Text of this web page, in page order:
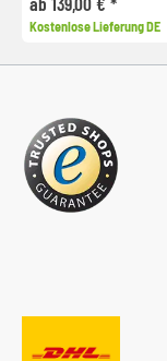
Kostenlose Lieferung DE